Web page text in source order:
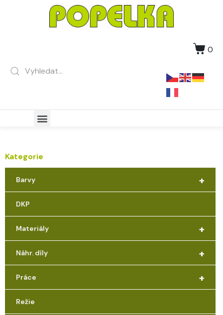
0
Kategorie
+
Barvy
DKP
+
Materiály
+
Náhr. díly
+
Práce
Režie